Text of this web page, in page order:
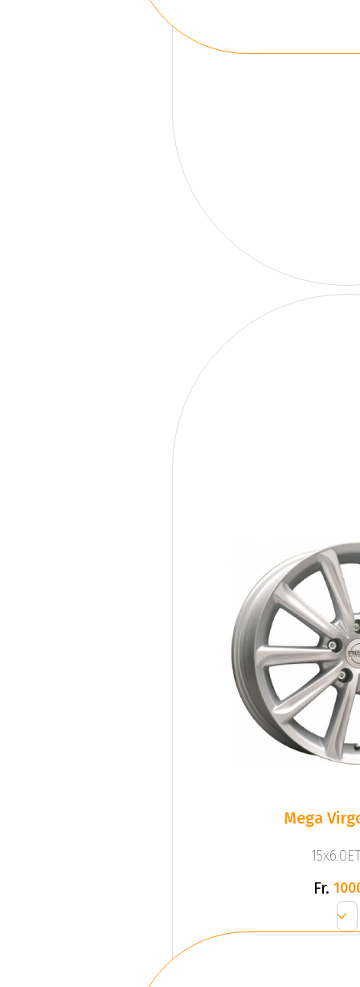
Mega
Fr.